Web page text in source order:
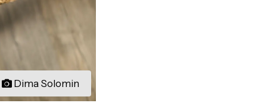
Dima Solomin